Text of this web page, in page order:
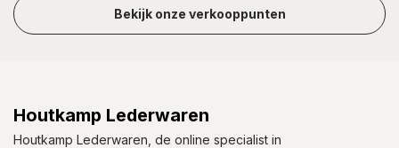
Bekijk onze verkooppunten
Houtkamp Lederwaren
Houtkamp Lederwaren, de online specialist in